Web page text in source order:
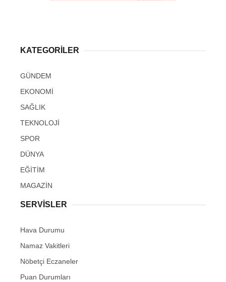
KATEGORİLER
GÜNDEM
EKONOMİ
SAĞLIK
TEKNOLOJİ
SPOR
DÜNYA
EĞİTİM
MAGAZİN
SERVİSLER
Hava Durumu
Namaz Vakitleri
Nöbetçi Eczaneler
Puan Durumları